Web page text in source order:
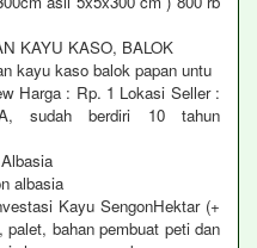
KAYU KASO, BALOK
kayu kaso balok papan untu
Harga : Rp. 1 Lokasi Seller :
sudah berdiri 10 tahun
albasia
Kayu SengonHektar (+
bahan pembuat peti dan